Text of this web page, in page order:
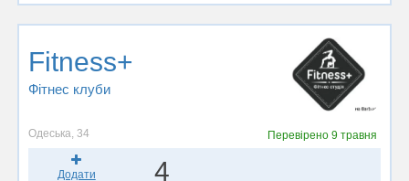
Fitness+
Фітнес клуби
Одеська, 34 Перевірено 9 травня
Додати
4